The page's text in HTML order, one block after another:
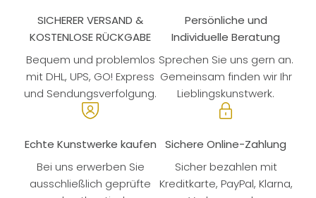
SICHERER VERSAND &
KOSTENLOSE RÜCKGABE
Bequem und problemlos
mit DHL, UPS, GO! Express
und Sendungsverfolgung.
Persönliche und
Individuelle Beratung
Sprechen Sie uns gern an.
Gemeinsam finden wir Ihr
Lieblingskunstwerk.
Echte Kunstwerke kaufen
Bei uns erwerben Sie
ausschließlich geprüfte
Sichere Online-Zahlung
Sicher bezahlen mit
Kreditkarte, PayPal, Klarna,